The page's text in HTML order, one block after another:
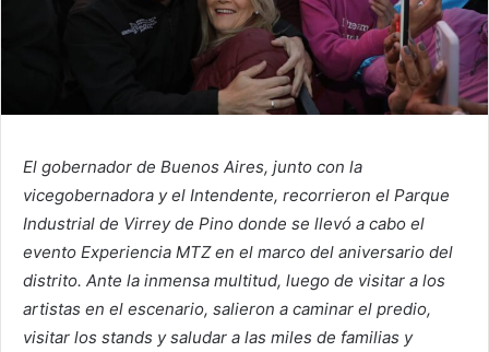
El gobernador de Buenos Aires, junto con la
vicegobernadora y el Intendente, recorrieron el Parque
Industrial de Virrey de Pino donde se llevó a cabo el
evento Experiencia MTZ en el marco del aniversario del
distrito. Ante la inmensa multitud, luego de visitar a los
artistas en el escenario, salieron a caminar el predio,
visitar los stands y saludar a las miles de familias y